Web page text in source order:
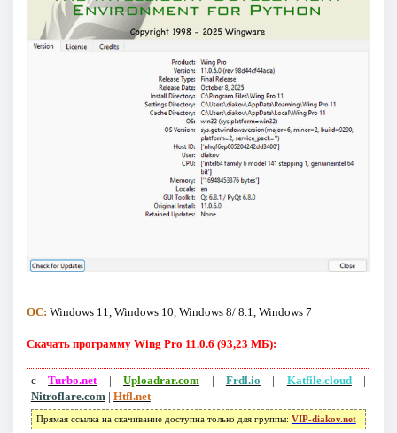
ОС: Windows 11, Windows 10, Windows 8/ 8.1, Windows 7
Скачать программу Wing Pro 11.0.6 (93,23 МБ):
сTurbo.net|Uploadrar.com | Frdl.io | Katfile.cloud|
Nitroflare.com| Htfl.net
Прямая ссылка на скачивание доступна только для группы: VIP-diakov.net